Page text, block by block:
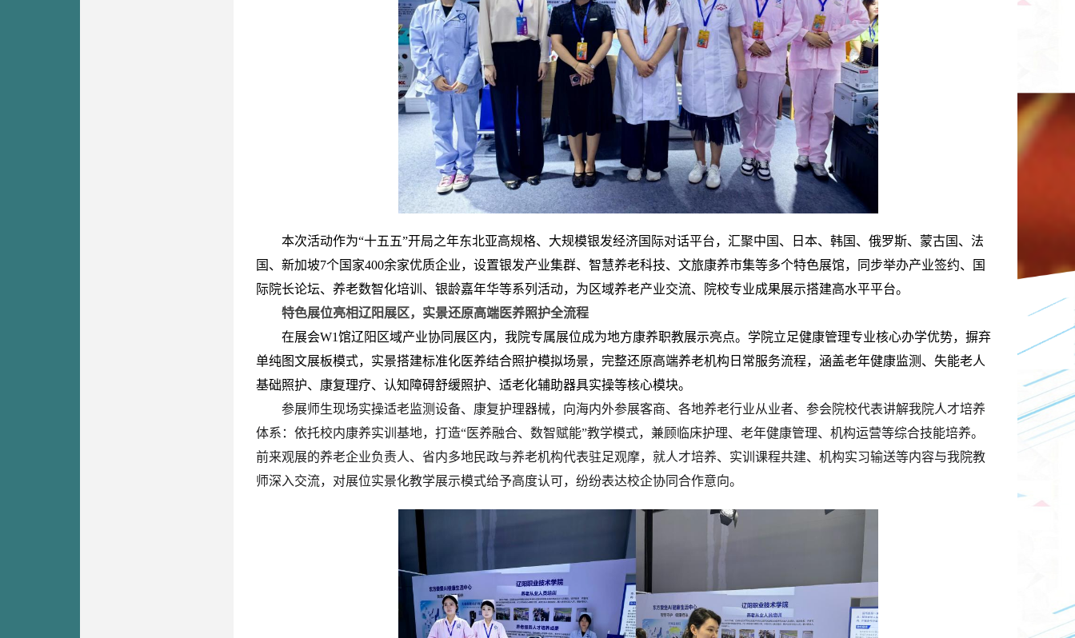
本次活动作为“十五五”开局之年东北亚高规格、大规模银发经济国际对话平台，汇聚中国、日本、韩国、俄罗斯、蒙古国、法
国、新加坡7个国家400余家优质企业，设置银发产业集群、智慧养老科技、文旅康养市集等多个特色展馆，同步举办产业签约、国
际院长论坛、养老数智化培训、银龄嘉年华等系列活动，为区域养老产业交流、院校专业成果展示搭建高水平平台。
特色展位亮相辽阳展区，实景还原高端医养照护全流程
在展会W1馆辽阳区域产业协同展区内，我院专属展位成为地方康养职教展示亮点。学院立足健康管理专业核心办学优势，摒弃
单纯图文展板模式，实景搭建标准化医养结合照护模拟场景，完整还原高端养老机构日常服务流程，涵盖老年健康监测、失能老人
基础照护、康复理疗、认知障碍舒缓照护、适老化辅助器具实操等核心模块。
参展师生现场实操适老监测设备、康复护理器械，向海内外参展客商、各地养老行业从业者、参会院校代表讲解我院人才培养
体系：依托校内康养实训基地，打造“医养融合、数智赋能”教学模式，兼顾临床护理、老年健康管理、机构运营等综合技能培养。
前来观展的养老企业负责人、省内多地民政与养老机构代表驻足观摩，就人才培养、实训课程共建、机构实习输送等内容与我院教
师深入交流，对展位实景化教学展示模式给予高度认可，纷纷表达校企协同合作意向。